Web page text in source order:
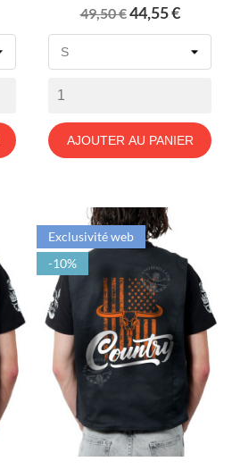
Prix
de
49,50 €Prix
44,55 €
AJOUTER AU PANIER
Exclusivité web
-10%